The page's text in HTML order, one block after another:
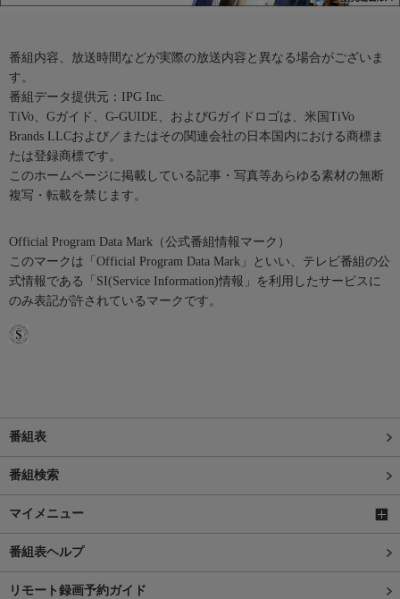
番組内容、放送時間などが実際の放送内容と異なる場合がございま
す。
番組データ提供元：IPG Inc.
TiVo、Gガイド、G-GUIDE、およびGガイドロゴは、米国TiVo
Brands LLCおよび／またはその関連会社の日本国内における商標ま
たは登録商標です。
このホームページに掲載している記事・写真等あらゆる素材の無断
複写・転載を禁じます。
Official Program Data Mark（公式番組情報マーク）
このマークは「Official Program Data Mark」といい、テレビ番組の公
式情報である「SI(Service Information)情報」を利用したサービスに
のみ表記が許されているマークです。
番組表
番組検索
マイメニュー
番組表ヘルプ
リモート録画予約ガイド